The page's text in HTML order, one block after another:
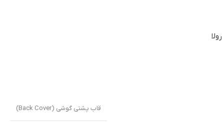
قاب پشتی گوشی (Back Cover)